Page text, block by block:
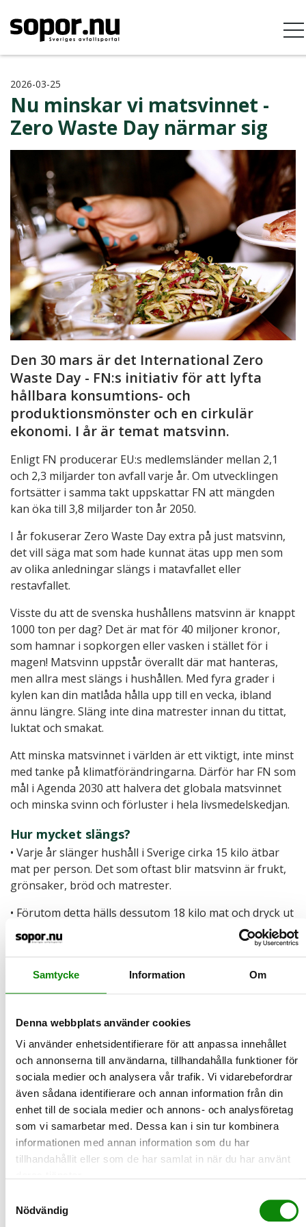
Samtycke Information Om
Denna webbplats använder cookies
Vi använder enhetsidentifierare för att anpassa innehållet
och annonserna till användarna, tillhandahålla funktioner för
sociala medier och analysera vår trafik. Vi vidarebefordrar
även sådana identifierare och annan information från din
enhet till de sociala medier och annons- och analysföretag
som vi samarbetar med. Dessa kan i sin tur kombinera
informationen med annan information som du har
tillhandahållit eller som de har samlat in när du har använt
Nödvändig
2026-03-25
Nu minskar vi matsvinnet -
Zero Waste Day närmar sig
Den 30 mars är det International Zero
Waste Day - FN:s initiativ för att lyfta
hållbara konsumtions- och
produktionsmönster och en cirkulär
ekonomi. I år är temat matsvinn.
Enligt FN producerar EU:s medlemsländer mellan 2,1
och 2,3 miljarder ton avfall varje år. Om utvecklingen
fortsätter i samma takt uppskattar FN att mängden
kan öka till 3,8 miljarder ton år 2050.
I år fokuserar Zero Waste Day extra på just matsvinn,
det vill säga mat som hade kunnat ätas upp men som
av olika anledningar slängs i matavfallet eller
restavfallet.
Visste du att de svenska hushållens matsvinn är knappt
1000 ton per dag? Det är mat för 40 miljoner kronor,
som hamnar i sopkorgen eller vasken i stället för i
magen! Matsvinn uppstår överallt där mat hanteras,
men allra mest slängs i hushållen. Med fyra grader i
kylen kan din matlåda hålla upp till en vecka, ibland
ännu längre. Släng inte dina matrester innan du tittat,
luktat och smakat.
Att minska matsvinnet i världen är ett viktigt, inte minst
med tanke på klimatförändringarna. Därför har FN som
mål i Agenda 2030 att halvera det globala matsvinnet
och minska svinn och förluster i hela livsmedelskedjan.
Hur mycket slängs?
• Varje år slänger hushåll i Sverige cirka 15 kilo ätbar
mat per person. Det som oftast blir matsvinn är frukt,
grönsaker, bröd och matrester.
• Förutom detta hälls dessutom 18 kilo mat och dryck ut
i vasken, per person och år. De produkter som oftast
hälls ut är kaffe, te och mejeriprodukter.
• Sammanlagt slängs alltså 33 kilo mat per person och
år, för en familj på två vuxna och två barn handlar det
• Ett matsvinn på 15 kilo i soptunnan skulle kunna
motsvara nästan 35 måltider per år för en person (en
lunch brukar väga ca 400-500 gram).
• För en familj på två vuxna och två barn motsvarar
matsvinnet en kostnad på mellan 5000-6000 kronor per
år. Källa: Livsmedelsverket
Källa: Livsmedelsverk, 2025
2021-09-17